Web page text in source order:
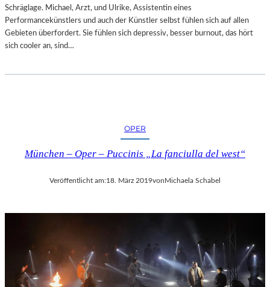
Schräglage. Michael, Arzt, und Ulrike, Assistentin eines
Performancekünstlers und auch der Künstler selbst fühlen sich auf allen
Gebieten überfordert. Sie fühlen sich depressiv, besser burnout, das hört
sich cooler an, sind…
OPER
München – Oper – Puccinis „La fanciulla del west“
Veröffentlicht am:18. März 2019vonMichaela Schabel